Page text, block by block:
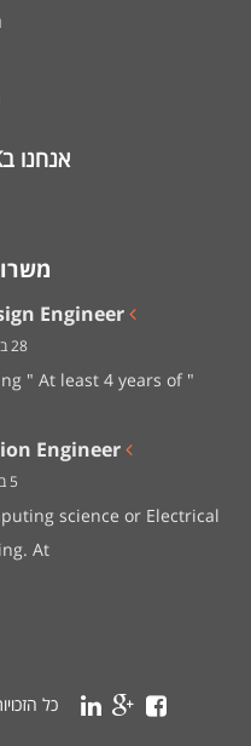
אנחנו בFACEBOOK
Engineer –…
28 בינואר 2025
" B.Sc. in Electrical Engineering " At least 4 years of…
Engineer
5 ביוני 2023
science or Electrical
At…
כל